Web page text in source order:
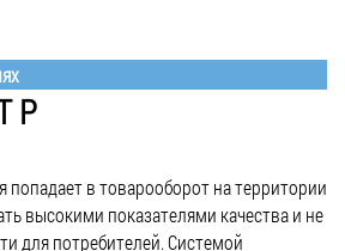
Р
попадает в товарооборот на территории
высокими показателями качества и не
для потребителей. Системой